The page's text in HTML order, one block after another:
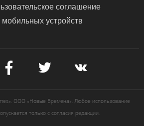
соглашение
устройств
ООО «Новые Времена». Любое использование
только с согласия редакции.